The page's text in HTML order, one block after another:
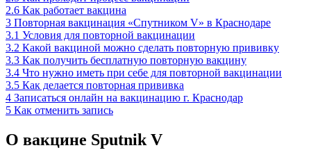
2.6 Как работает вакцина
3 Повторная вакцинация «Спутником V» в Краснодаре
3.1 Условия для повторной вакцинации
3.2 Какой вакциной можно сделать повторную прививку
3.3 Как получить бесплатную повторную вакцину
3.4 Что нужно иметь при себе для повторной вакцинации
3.5 Как делается повторная прививка
4 Записаться онлайн на вакцинацию г. Краснодар
5 Как отменить запись
О вакцине Sputnik V